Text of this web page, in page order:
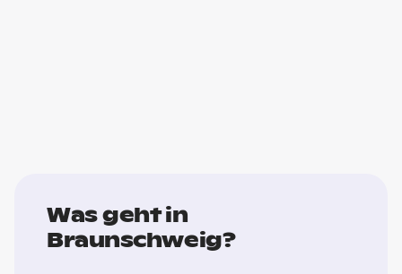
Was geht in
Braunschweig?